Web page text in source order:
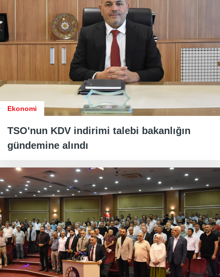
Ekonomi
TSO'nun KDV indirimi talebi bakanlığın
gündemine alındı